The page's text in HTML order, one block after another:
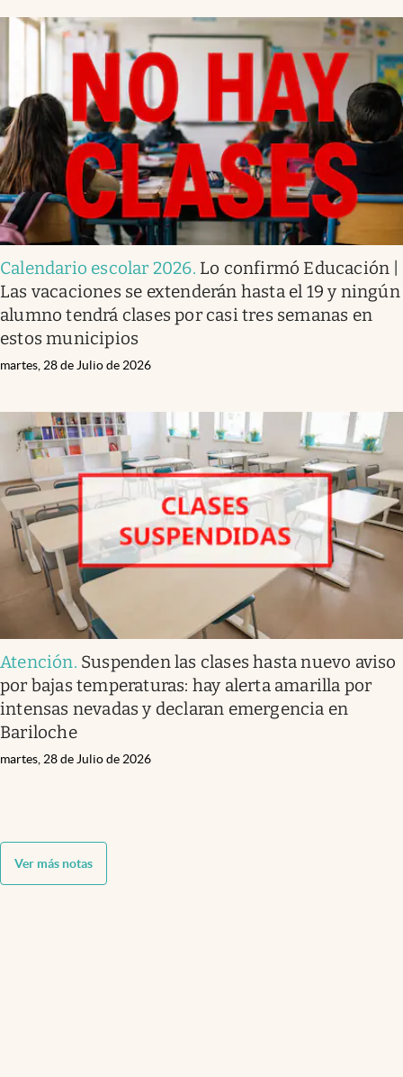
Calendario escolar 2026. Lo confirmó Educación |
Las vacaciones se extenderán hasta el 19 y ningún
alumno tendrá clases por casi tres semanas en
estos municipios
martes, 28 de Julio de 2026
Atención. Suspenden las clases hasta nuevo aviso
por bajas temperaturas: hay alerta amarilla por
intensas nevadas y declaran emergencia en
Bariloche
martes, 28 de Julio de 2026
Ver más notas